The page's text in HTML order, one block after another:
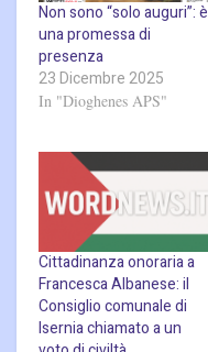
Non sono “solo auguri”: è
una promessa di
presenza
23 Dicembre 2025
In "Dioghenes APS"
Cittadinanza onoraria a
Francesca Albanese: il
Consiglio comunale di
Isernia chiamato a un